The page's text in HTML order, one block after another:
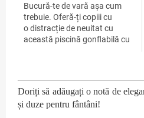
Bucură-te de vară așa cum
trebuie. Oferă-ți copiii cu
o distracție de neuitat cu
această piscină gonflabilă cu
Doriți să adăugați o notă de
și duze pentru fântâni!